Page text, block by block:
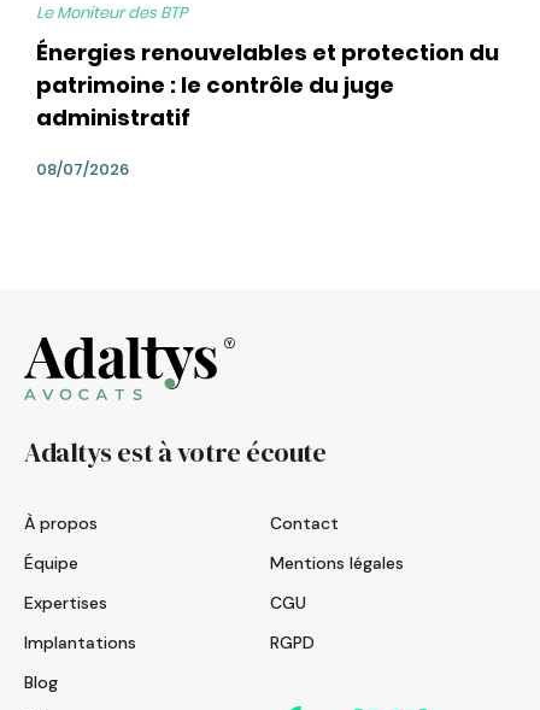
Le Moniteur des BTP
Énergies renouvelables et protection du
patrimoine : le contrôle du juge
administratif
08/07/2026
Adaltys est à votre écoute
À propos
Équipe
Expertises
Implantations
Blog
Contact
Mentions légales
CGU
RGPD